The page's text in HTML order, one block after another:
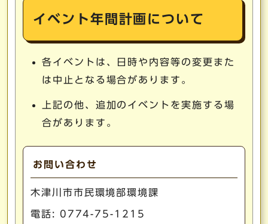
イベント年間計画について
各イベントは、日時や内容等の変更また
は中止となる場合があります。
上記の他、追加のイベントを実施する場
合があります。
お問い合わせ
木津川市市民環境部環境課
電話: 0774-75-1215